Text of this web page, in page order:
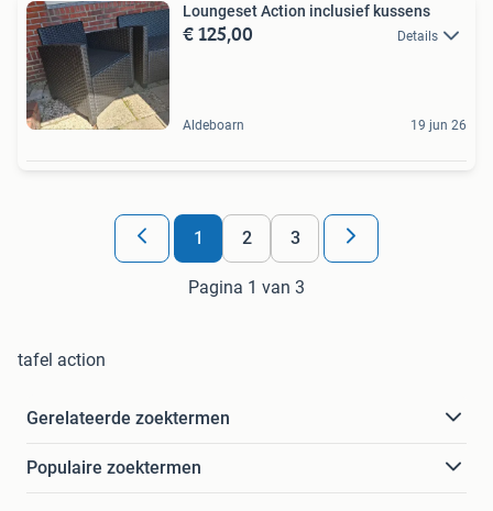
Loungeset Action inclusief kussens
€ 125,00 Details
Aldeboarn 19 jun 26
1 2 3
Pagina 1 van 3
tafel action
Gerelateerde zoektermen
Populaire zoektermen